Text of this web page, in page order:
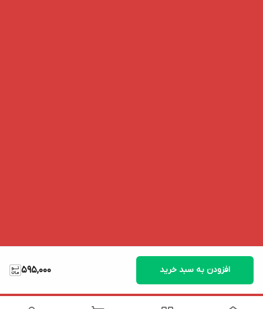
595,000 افزودن به سبد خرید